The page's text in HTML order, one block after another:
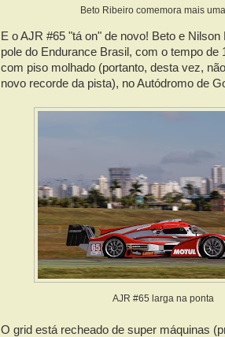
Beto Ribeiro comemora mais
E o AJR #65 "tá on" de novo! Beto e Nilson
pole do Endurance Brasil, com o tempo de
com piso molhado (portanto, desta vez,
novo recorde da pista), no Autódromo de
AJR #65 larga na ponta
O grid está recheado de super máquinas